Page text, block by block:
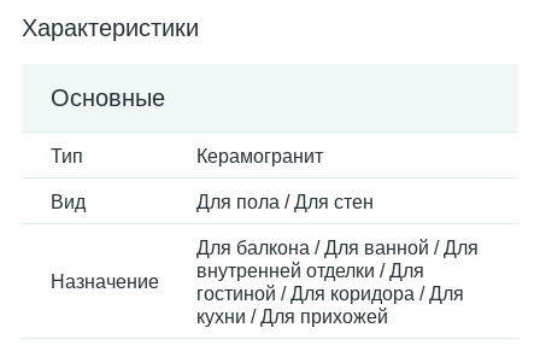
Характеристики
Основные
Тип Керамогранит
Вид Для пола / Для стен
Назначение
Для балкона / Для ванной / Для
внутренней отделки / Для
гостиной / Для коридора / Для
кухни / Для прихожей